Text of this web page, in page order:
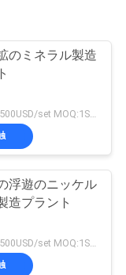
のミネラル製造
浮遊のニッケル
造プラント